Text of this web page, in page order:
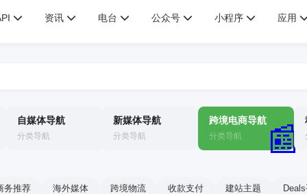
资讯 电台 公众号 小程序 应用
自媒体导航
分类导航
新媒体导航
分类导航
跨境电商导航
分类导航 📰
务推荐 海外媒体 跨境物流 收款支付 建站主题